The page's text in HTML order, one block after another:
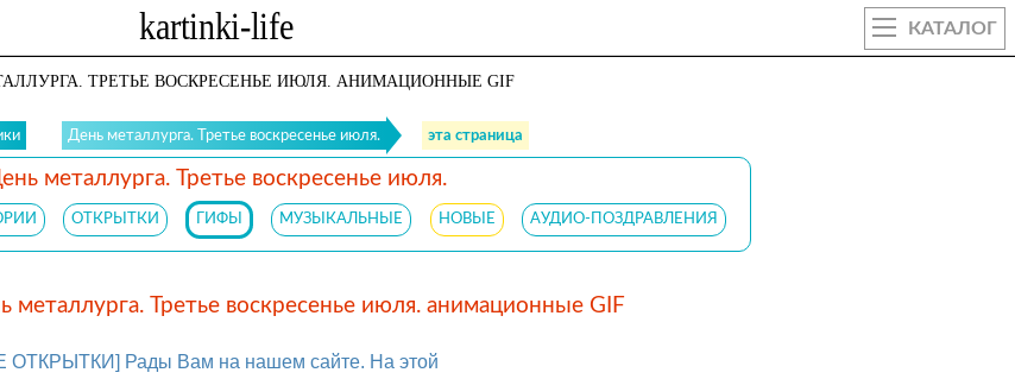
КАТАЛОГ
ТРЕТЬЕ ВОСКРЕСЕНЬЕ ИЮЛЯ. АНИМАЦИОННЫЕ GIF
День металлурга. Третье воскресенье июля. эта страница
металлурга. Третье воскресенье июля.
ОТКРЫТКИ ГИФЫ МУЗЫКАЛЬНЫЕ НОВЫЕ АУДИО-ПОЗДРАВЛЕНИЯ
металлурга. Третье воскресенье июля. анимационные GIF
Рады Вам на нашем сайте. На этой